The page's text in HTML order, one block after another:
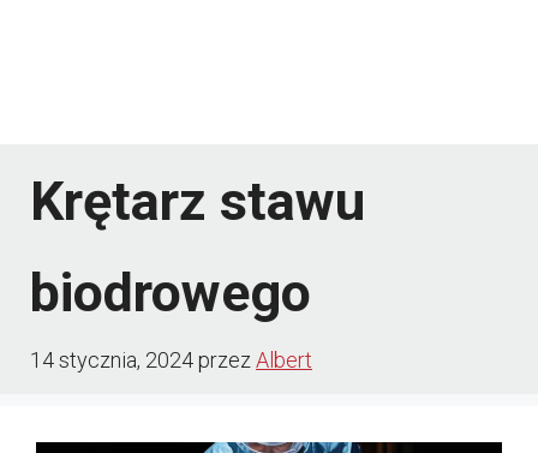
Krętarz stawu
biodrowego
14 stycznia, 2024przez Albert